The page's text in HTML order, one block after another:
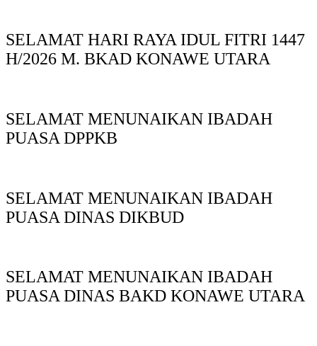
SELAMAT HARI RAYA IDUL FITRI 1447
H/2026 M. BKAD KONAWE UTARA
SELAMAT MENUNAIKAN IBADAH
PUASA DPPKB
SELAMAT MENUNAIKAN IBADAH
PUASA DINAS DIKBUD
SELAMAT MENUNAIKAN IBADAH
PUASA DINAS BAKD KONAWE UTARA